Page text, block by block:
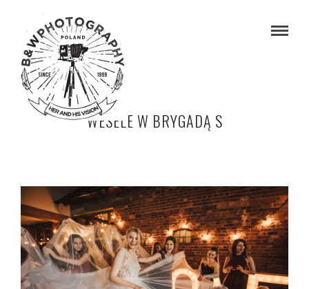
WESELE W BRYGADĄ S